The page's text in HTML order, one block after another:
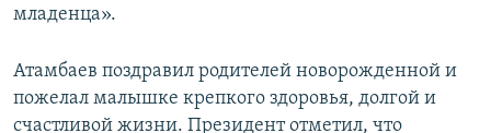
младенца».
Атамбаев поздравил родителей новорожденной и
пожелал малышке крепкого здоровья, долгой и
счастливой жизни. Президент отметил, что